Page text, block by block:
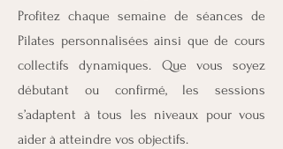
Profitez chaque semaine de séances de
Pilates personnalisées ainsi que de cours
collectifs dynamiques. Que vous soyez
débutant ou confirmé, les sessions
s’adaptent à tous les niveaux pour vous
aider à atteindre vos objectifs.